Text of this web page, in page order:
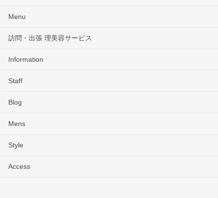
Menu
訪問・出張 理美容サービス
Information
Staff
Blog
Mens
Style
Access